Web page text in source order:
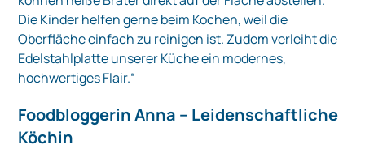
Die Kinder helfen gerne beim Kochen, weil die
Oberfläche einfach zu reinigen ist. Zudem verleiht die
Edelstahlplatte unserer Küche ein modernes,
hochwertiges Flair.“
Foodbloggerin Anna – Leidenschaftliche
Köchin